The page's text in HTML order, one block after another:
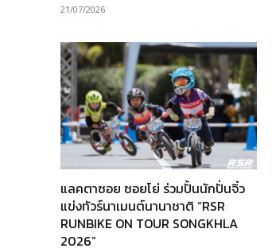
21/07/2026
แลคตาซอย ซอยโย่ ร่วมปั้นนักปั่นจิ๋ว
แข่งทัวร์นาเมนต์นานาชาติ “RSR
RUNBIKE ON TOUR SONGKHLA
2026”